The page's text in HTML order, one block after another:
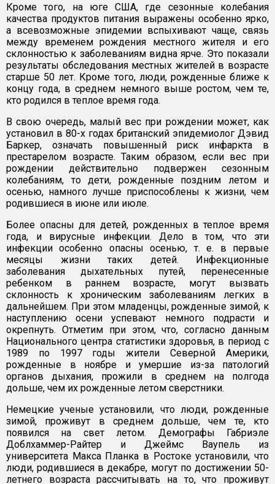
Кроме того, на юге США, где сезонные колебания
качества продуктов питания выражены особенно ярко,
а всевозможные эпидемии вспыхивают чаще, связь
между временем рождения местного жителя и его
склонностью к заболеваниям видна ярче. Это показали
результаты обследования местных жителей в возрасте
старше 50 лет. Кроме того, люди, рожденные ближе к
концу года, в среднем немного выше ростом, чем те,
кто родился в теплое время года.
В свою очередь, малый вес при рождении может, как
установил в 80-х годах британский эпидемиолог Дэвид
Баркер, означать повышенный риск инфаркта в
престарелом возрасте. Таким образом, если вес при
рождении действительно подвержен сезонным
колебаниям, то дети, рожденные поздним летом и
осенью, намного лучше приспособлены к жизни, чем
родившиеся в июне или июле.
Более опасны для детей, рожденных в теплое время
года, и вирусные инфекции. Дело в том, что эти
инфекции особенно опасны осенью, т. е. в первые
месяцы жизни таких детей. Инфекционные
заболевания дыхательных путей, перенесенные
ребенком в раннем возрасте, могут вызвать
склонность к хроническим заболеваниям легких в
дальнейшем. При этом младенцы, рожденные зимой, к
наступлению осени успевают немного подрасти и
окрепнуть. Отметим при этом, что, согласно данным
Национального центра статистики здоровья, в период с
1989 по 1997 годы жители Северной Америки,
рожденные в ноябре и умершие из-за патологий
органов дыхания, прожили в среднем на полгода
дольше, чем их рожденные летом сверстники.
Немецкие ученые установили, что люди, рожденные
зимой, проживут в среднем дольше, чем те, кто
появился на свет летом. Демографы Габриэле
Доблхаммер-Райтер и Джеймс Ваупель из
университета Макса Планка в Ростоке установили, что
люди, родившиеся в декабре, могут по достижении 50-
летнего возраста рассчитывать на то, что проживут